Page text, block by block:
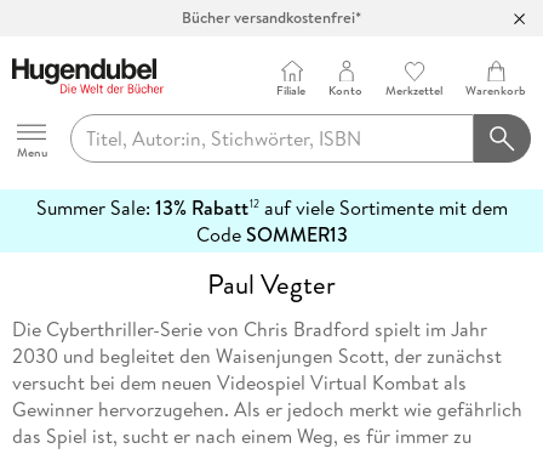
Bücher versandkostenfrei*
Abholung in über 100 Filialen
Hugendubel
Menu
Filiale Konto Merkzettel Warenkorb
Summer Sale: 13% Rabatt12auf viele Sortimente mit dem
CodeSOMMER13
erfahren
Paul Vegter
Die Cyberthriller-Serie von Chris Bradford spielt im Jahr
2030 und begleitet den Waisenjungen Scott, der zunächst
versucht bei dem neuen Videospiel Virtual Kombat als
Gewinner hervorzugehen. Als er jedoch merkt wie gefährlich
das Spiel ist, sucht er nach einem Weg, es für immer zu